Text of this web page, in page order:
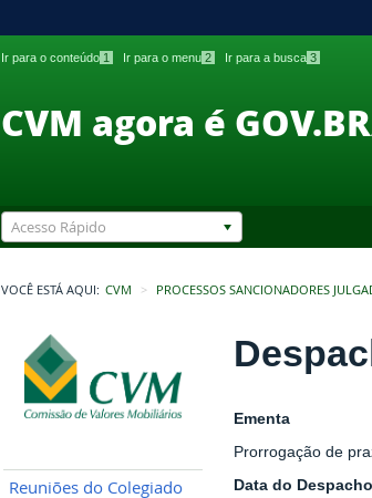
Ir para o conteúdo 1 Ir para o menu 2 Ir para a busca 3
CVM agora é
Acesso Rápido
VOCÊ ESTÁ AQUI: CVM PROCESSOS SANCIONADORES
Reuniões do Colegiado
Ementa
Prorrogação de
Data do Despacho